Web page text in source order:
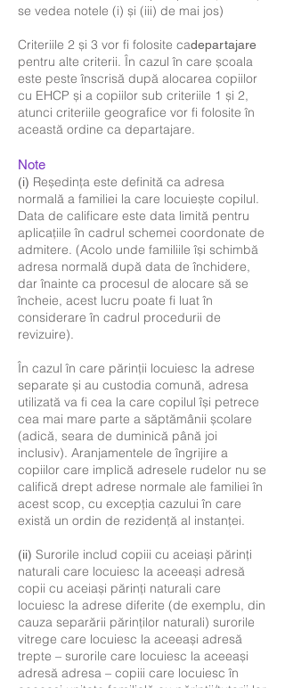
se vedea notele (i) și (iii) de mai jos)
Criteriile 2 și 3 vor fi folosite cadepartajare
pentru alte criterii. În cazul în care școala
este peste înscrisă după alocarea copiilor
cu EHCP și a copiilor sub criteriile 1 și 2,
atunci criteriile geografice vor fi folosite în
această ordine ca departajare.
Note
(i) Reședința este definită ca adresa
normală a familiei la care locuiește copilul.
Data de calificare este data limită pentru
aplicațiile în cadrul schemei coordonate de
admitere. (Acolo unde familiile își schimbă
adresa normală după data de închidere,
dar înainte ca procesul de alocare să se
încheie, acest lucru poate fi luat în
considerare în cadrul procedurii de
revizuire).
În cazul în care părinții locuiesc la adrese
separate și au custodia comună, adresa
utilizată va fi cea la care copilul își petrece
cea mai mare parte a săptămânii școlare
(adică, seara de duminică până joi
inclusiv). Aranjamentele de îngrijire a
copiilor care implică adresele rudelor nu se
califică drept adrese normale ale familiei în
acest scop, cu excepția cazului în care
există un ordin de rezidență al instanței.
(ii) Surorile includ copiii cu aceiași părinți
naturali care locuiesc la aceeași adresă
copii cu aceiași părinți naturali care
locuiesc la adrese diferite (de exemplu, din
cauza separării părinților naturali) surorile
vitrege care locuiesc la aceeași adresă
trepte – surorile care locuiesc la aceeași
adresă adresa – copiii care locuiesc în